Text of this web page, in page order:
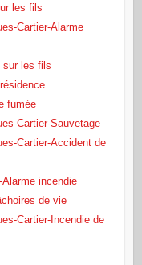
les fils
Cartier-Alarme
sur les fils
fumée
Cartier-Sauvetage
Cartier-Accident de
incendie
de vie
Cartier-Incendie de